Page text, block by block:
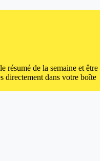
résumé de la semaine et être
directement dans votre boîte